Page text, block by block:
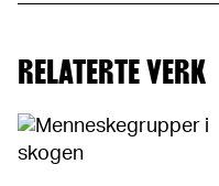
RELATERTE VERK